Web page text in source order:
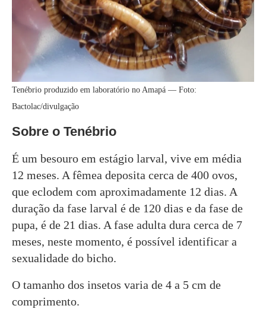
Tenébrio produzido em laboratório no Amapá — Foto:
Bactolac/divulgação
Sobre o Tenébrio
É um besouro em estágio larval, vive em média
12 meses. A fêmea deposita cerca de 400 ovos,
que eclodem com aproximadamente 12 dias. A
duração da fase larval é de 120 dias e da fase de
pupa, é de 21 dias. A fase adulta dura cerca de 7
meses, neste momento, é possível identificar a
sexualidade do bicho.
O tamanho dos insetos varia de 4 a 5 cm de
comprimento.